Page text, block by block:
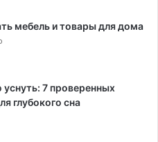
мебель и товары для дома
уснуть: 7 проверенных
глубокого сна